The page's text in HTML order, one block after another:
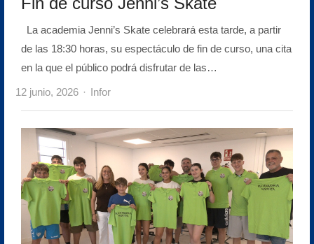
La academia Jenni’s Skate celebrará esta tarde, a partir
de las 18:30 horas, su espectáculo de fin de curso, una cita
en la que el público podrá disfrutar de las…
12 junio, 2026 Author
Infor